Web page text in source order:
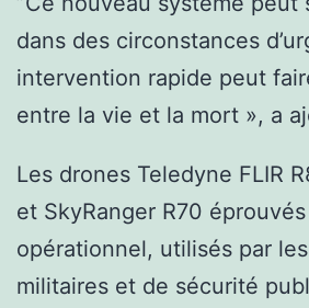
dans des circonstances
intervention rapide peut
entre la vie et la mort », a
Les drones Teledyne FLIR
et SkyRanger R70
opérationnel, utilisés par
militaires et de sécurité